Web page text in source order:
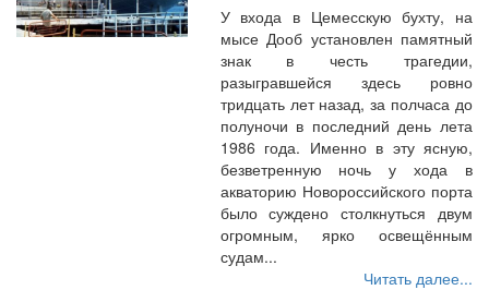
У входа в Цемесскую бухту, на
мысе Дооб установлен памятный
знак в честь трагедии,
разыгравшейся здесь ровно
тридцать лет назад, за полчаса до
полуночи в последний день лета
1986 года. Именно в эту ясную,
безветренную ночь у хода в
акваторию Новороссийского порта
было суждено столкнуться двум
огромным, ярко освещённым
судам...
Читать далее...